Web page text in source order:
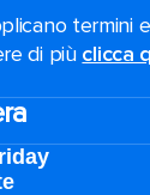
termini
di più clicca